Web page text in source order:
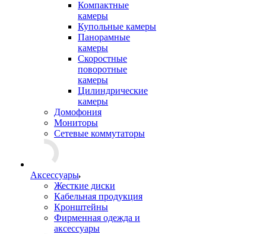
Компактные
камеры
Купольные камеры
Панорамные
камеры
Скоростные
поворотные
камеры
Цилиндрические
камеры
Домофония
Мониторы
Сетевые коммутаторы
Аксессуары
Жесткие диски
Кабельная продукция
Кронштейны
Фирменная одежда и
аксессуары